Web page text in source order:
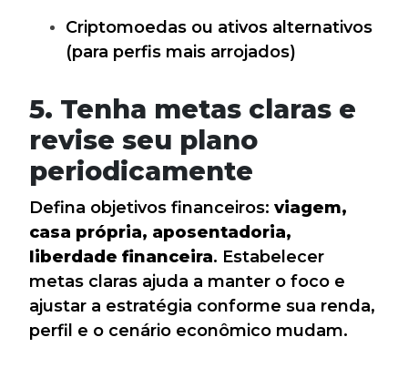
Criptomoedas ou ativos alternativos
(para perfis mais arrojados)
5. Tenha metas claras e
revise seu plano
periodicamente
Defina objetivos financeiros: viagem,
casa própria, aposentadoria,
liberdade financeira. Estabelecer
metas claras ajuda a manter o foco e
ajustar a estratégia conforme sua renda,
perfil e o cenário econômico mudam.